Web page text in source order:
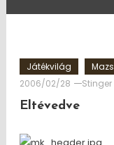
Játékvilág
2006/02/28
Stinger
Eltévedve